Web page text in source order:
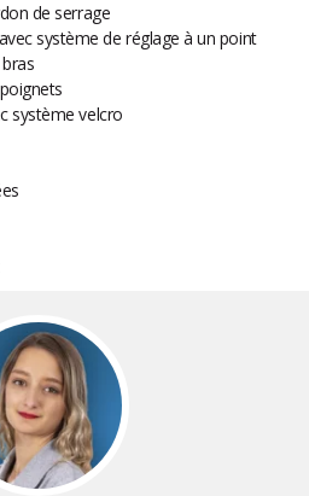
de serrage
système de réglage à un point
système velcro